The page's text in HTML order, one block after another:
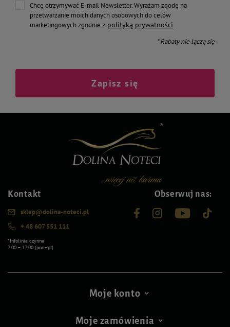
Chcę otrzymywać E-mail Newsletter. Wyrażam zgodę na
przetwarzanie moich danych osobowych do celów
marketingowych zgodnie z polityką prywatności
* Rabaty nie łączą się
Zapisz się
Kontakt
sklep@dolina-noteci.pl
+ 48 607 551 111
*Infolinia czynna
7:00 – 17:00 (pon–pt)
Obserwuj nas:
Moje konto
Moje zamówienia